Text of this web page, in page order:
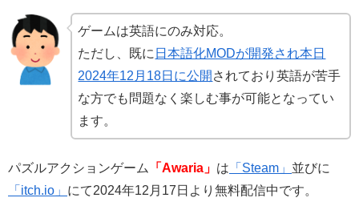
ゲームは英語にのみ対応。
ただし、既に 日本語化MODが開発され本日
2024年12月18日に公開 されており英語が苦手
な方でも問題なく楽しむ事が可能となってい
ます。
パズルアクションゲーム 「Awaria」 は 「Steam」 並びに
「itch.io」 にて2024年12月17日より無料配信中です。